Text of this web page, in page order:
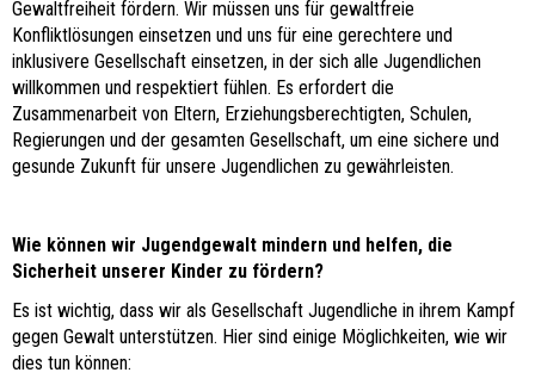
Gewaltfreiheit fördern. Wir müssen uns für gewaltfreie
Konfliktlösungen einsetzen und uns für eine gerechtere und
inklusivere Gesellschaft einsetzen, in der sich alle Jugendlichen
willkommen und respektiert fühlen. Es erfordert die
Zusammenarbeit von Eltern, Erziehungsberechtigten, Schulen,
Regierungen und der gesamten Gesellschaft, um eine sichere und
gesunde Zukunft für unsere Jugendlichen zu gewährleisten.
Wie können wir Jugendgewalt mindern und helfen, die
Sicherheit unserer Kinder zu fördern?
Es ist wichtig, dass wir als Gesellschaft Jugendliche in ihrem Kampf
gegen Gewalt unterstützen. Hier sind einige Möglichkeiten, wie wir
dies tun können: